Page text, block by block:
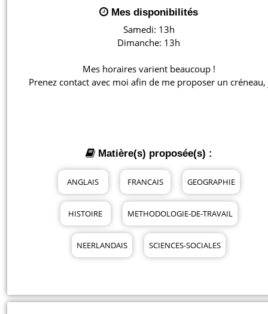
Mes disponibilités
Samedi: 13h
Dimanche: 13h
Mes horaires varient beaucoup !
Prenez contact avec moi afin de me proposer un
Matière(s) proposée(s) :
ANGLAIS FRANCAIS GEOGRAPHIE
HISTOIRE METHODOLOGIE-DE-TRAVAIL
NEERLANDAIS SCIENCES-SOCIALES